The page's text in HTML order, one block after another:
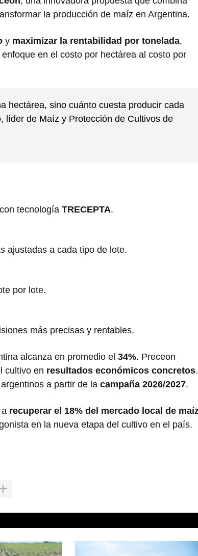
la producción de maíz en Argentina.
y maximizar la rentabilidad por tonelada,
en el costo por hectárea al costo por
hectárea, sino cuánto cuesta producir cada
, líder de Maíz y Protección de Cultivos de
tecnología TRECEPTA.
ajustadas a cada tipo de lote.
por lote.
más precisas y rentables.
alcanza en promedio el 34%. Preceon
cultivo en resultados económicos concretos.
a partir de la campaña 2026/2027.
recuperar el 18% del mercado local de
en la nueva etapa del cultivo en el país.